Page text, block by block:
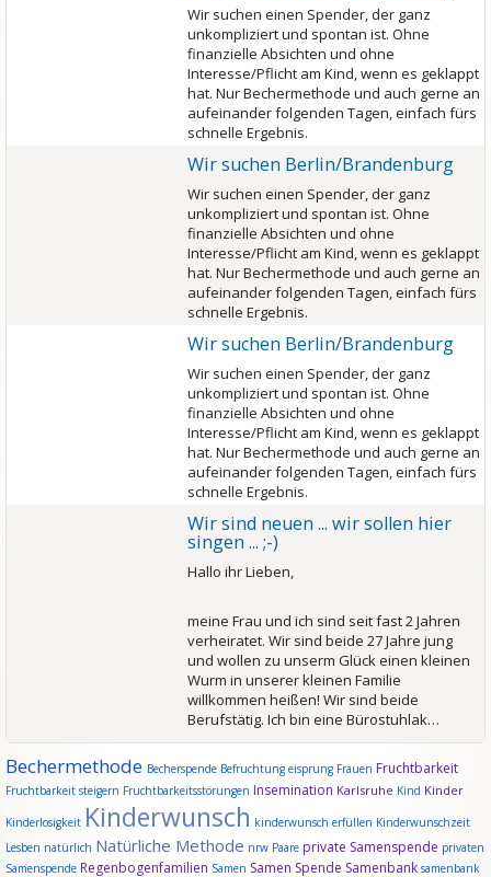
Wir suchen einen Spender, der ganz
unkompliziert und spontan ist. Ohne
finanzielle Absichten und ohne
Interesse/Pflicht am Kind, wenn es geklappt
hat. Nur Bechermethode und auch gerne an
aufeinander folgenden Tagen, einfach fürs
schnelle Ergebnis.
Wir suchen Berlin/Brandenburg
Wir suchen einen Spender, der ganz
unkompliziert und spontan ist. Ohne
finanzielle Absichten und ohne
Interesse/Pflicht am Kind, wenn es geklappt
hat. Nur Bechermethode und auch gerne an
aufeinander folgenden Tagen, einfach fürs
schnelle Ergebnis.
Wir suchen Berlin/Brandenburg
Wir suchen einen Spender, der ganz
unkompliziert und spontan ist. Ohne
finanzielle Absichten und ohne
Interesse/Pflicht am Kind, wenn es geklappt
hat. Nur Bechermethode und auch gerne an
aufeinander folgenden Tagen, einfach fürs
schnelle Ergebnis.
Wir sind neuen ... wir sollen hier
singen ... ;-)
Hallo ihr Lieben,
meine Frau und ich sind seit fast 2 Jahren
verheiratet. Wir sind beide 27 Jahre jung
und wollen zu unserm Glück einen kleinen
Wurm in unserer kleinen Familie
willkommen heißen! Wir sind beide
Berufstätig. Ich bin eine Bürostuhlak…
Bechermethode Becherspende Befruchtung eisprung Frauen Fruchtbarkeit
Fruchtbarkeit steigern Fruchtbarkeitsstörungen Insemination Karlsruhe Kind Kinder
Kinderlosigkeit Kinderwunsch kinderwunsch erfüllen Kinderwunschzeit
Lesben natürlich Natürliche Methode nrw Paare private Samenspende privaten
Samenspende Regenbogenfamilien Samen Samen Spende Samenbank samenbank